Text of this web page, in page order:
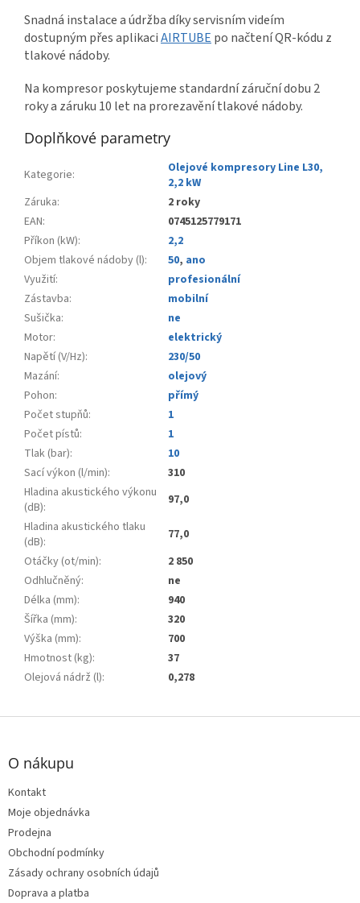
Snadná instalace a údržba díky servisním videím
dostupným přes aplikaciAIRTUBE po načtení QR-kódu z
tlakové nádoby.
Na kompresor poskytujeme standardní záruční dobu 2
roky a záruku 10 let na prorezavění tlakové nádoby.
Doplňkové parametry
Kategorie:
Olejové kompresory Line L30,
2,2 kW
Záruka:
2 roky
EAN:
0745125779171
Příkon (kW):
2,2
Objem tlakové nádoby (l): 50, ano
Využití:
profesionální
Zástavba:
mobilní
Sušička:
ne
Motor:
elektrický
Napětí (V/Hz):
230/50
Mazání:
olejový
Pohon:
přímý
Počet stupňů:
1
Počet pístů:
1
Tlak (bar):
10
Sací výkon (l/min):
310
Hladina akustického výkonu
(dB):
97,0
Hladina akustického tlaku
(dB):
77,0
Otáčky (ot/min):
2 850
Odhlučněný:
ne
Délka (mm):
940
Šířka (mm):
320
Výška (mm):
700
Hmotnost (kg):
37
Olejová nádrž (l): 0,278
Z
O nákupu
Kontakt
Moje objednávka
Prodejna
Obchodní podmínky
Zásady ochrany osobních údajů
Doprava a platba